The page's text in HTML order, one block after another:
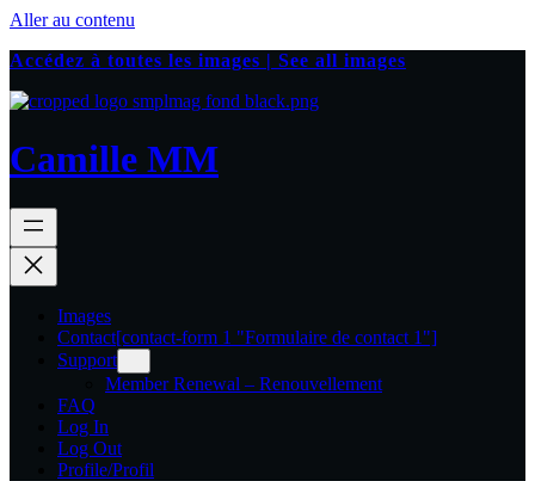
Aller au contenu
Accédez à toutes les images | See all images
Camille MM
Images
Contact[contact-form 1 "Formulaire de contact 1"]
Support
Member Renewal – Renouvellement
FAQ
Log In
Log Out
Profile/Profil